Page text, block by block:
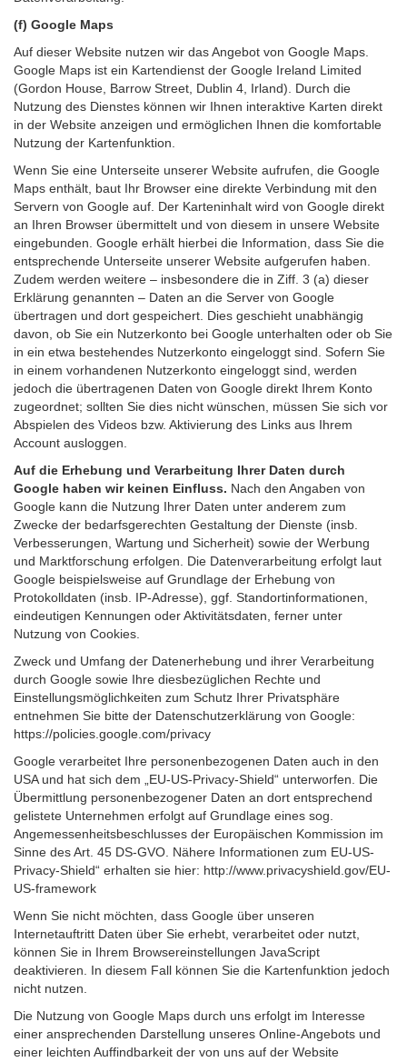
(f) Google Maps
Auf dieser Website nutzen wir das Angebot von Google Maps.
Google Maps ist ein Kartendienst der Google Ireland Limited
(Gordon House, Barrow Street, Dublin 4, Irland). Durch die
Nutzung des Dienstes können wir Ihnen interaktive Karten direkt
in der Website anzeigen und ermöglichen Ihnen die komfortable
Nutzung der Kartenfunktion.
Wenn Sie eine Unterseite unserer Website aufrufen, die Google
Maps enthält, baut Ihr Browser eine direkte Verbindung mit den
Servern von Google auf. Der Karteninhalt wird von Google direkt
an Ihren Browser übermittelt und von diesem in unsere Website
eingebunden. Google erhält hierbei die Information, dass Sie die
entsprechende Unterseite unserer Website aufgerufen haben.
Zudem werden weitere – insbesondere die in Ziff. 3 (a) dieser
Erklärung genannten – Daten an die Server von Google
übertragen und dort gespeichert. Dies geschieht unabhängig
davon, ob Sie ein Nutzerkonto bei Google unterhalten oder ob Sie
in ein etwa bestehendes Nutzerkonto eingeloggt sind. Sofern Sie
in einem vorhandenen Nutzerkonto eingeloggt sind, werden
jedoch die übertragenen Daten von Google direkt Ihrem Konto
zugeordnet; sollten Sie dies nicht wünschen, müssen Sie sich vor
Abspielen des Videos bzw. Aktivierung des Links aus Ihrem
Account ausloggen.
Auf die Erhebung und Verarbeitung Ihrer Daten durch
Google haben wir keinen Einfluss. Nach den Angaben von
Google kann die Nutzung Ihrer Daten unter anderem zum
Zwecke der bedarfsgerechten Gestaltung der Dienste (insb.
Verbesserungen, Wartung und Sicherheit) sowie der Werbung
und Marktforschung erfolgen. Die Datenverarbeitung erfolgt laut
Google beispielsweise auf Grundlage der Erhebung von
Protokolldaten (insb. IP-Adresse), ggf. Standortinformationen,
eindeutigen Kennungen oder Aktivitätsdaten, ferner unter
Nutzung von Cookies.
Zweck und Umfang der Datenerhebung und ihrer Verarbeitung
durch Google sowie Ihre diesbezüglichen Rechte und
Einstellungsmöglichkeiten zum Schutz Ihrer Privatsphäre
entnehmen Sie bitte der Datenschutzerklärung von Google:
https://policies.google.com/privacy
Google verarbeitet Ihre personenbezogenen Daten auch in den
USA und hat sich dem „EU-US-Privacy-Shield“ unterworfen. Die
Übermittlung personenbezogener Daten an dort entsprechend
gelistete Unternehmen erfolgt auf Grundlage eines sog.
Angemessenheitsbeschlusses der Europäischen Kommission im
Sinne des Art. 45 DS-GVO. Nähere Informationen zum EU-US-
Privacy-Shield“ erhalten sie hier: http://www.privacyshield.gov/EU-
US-framework
Wenn Sie nicht möchten, dass Google über unseren
Internetauftritt Daten über Sie erhebt, verarbeitet oder nutzt,
können Sie in Ihrem Browsereinstellungen JavaScript
deaktivieren. In diesem Fall können Sie die Kartenfunktion jedoch
nicht nutzen.
Die Nutzung von Google Maps durch uns erfolgt im Interesse
einer ansprechenden Darstellung unseres Online-Angebots und
einer leichten Auffindbarkeit der von uns auf der Website